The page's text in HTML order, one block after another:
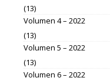
(13)
Volumen 4 – 2022
(13)
Volumen 5 – 2022
(13)
Volumen 6 – 2022